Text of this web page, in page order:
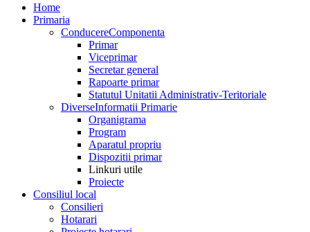
Home
Primaria
ConducereComponenta
Primar
Viceprimar
Secretar general
Rapoarte primar
Statutul Unitatii Administrativ-Teritoriale
DiverseInformatii Primarie
Organigrama
Program
Aparatul propriu
Dispozitii primar
Linkuri utile
Proiecte
Consiliul local
Consilieri
Hotarari